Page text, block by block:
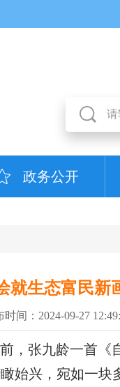
政务公开
就生态富民新
时间：2024-09-27
张九龄一首《
始兴，宛如一